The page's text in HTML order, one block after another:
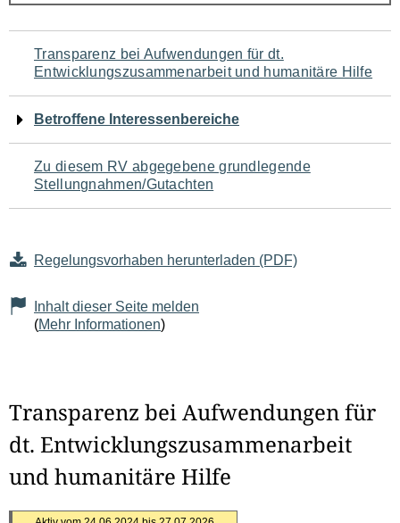
Navigation
für
den
Seiteninhalt
Transparenz bei Aufwendungen für dt.
Entwicklungszusammenarbeit und humanitäre Hilfe
Betroffene Interessenbereiche
Zu diesem RV abgegebene grundlegende
Stellungnahmen/Gutachten
Regelungsvorhaben herunterladen (PDF)
Inhalt dieser Seite melden
(Mehr Informationen)
Transparenz bei Aufwendungen für
dt. Entwicklungszusammenarbeit
und humanitäre Hilfe